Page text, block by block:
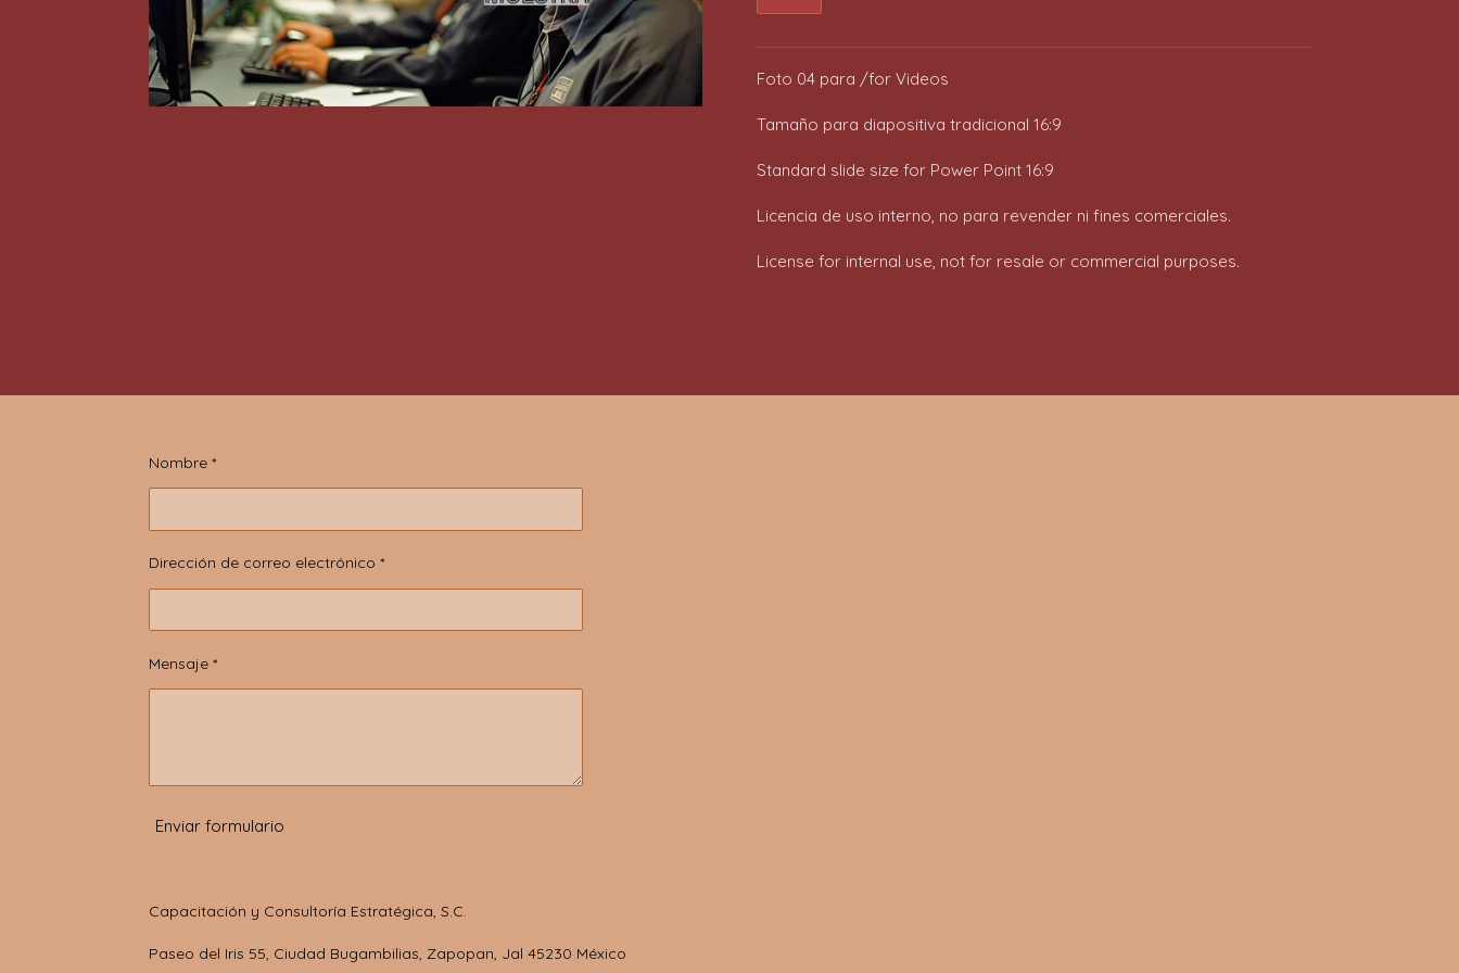
Foto 04 para /for Videos
Tamaño para diapositiva tradicional 16:9
Standard slide size for Power Point 16:9
Licencia de uso interno, no para revender ni fines comerciales.
License for internal use, not for resale or commercial purposes.
Nombre *
Dirección de correo electrónico *
Mensaje *
Enviar formulario
Capacitación y Consultoría Estratégica, S.C.
Paseo del Iris 55, Ciudad Bugambilias, Zapopan, Jal 45230 México